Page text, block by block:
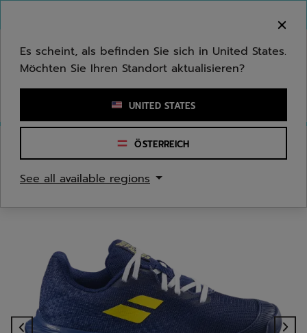
Stichwort oder Artikelnummer eingeben
Previous
Es scheint, als befinden Sie sich in United States.
Möchten Sie Ihren Standort aktualisieren?
UNITED STATES
ÖSTERREICH
See all available regions